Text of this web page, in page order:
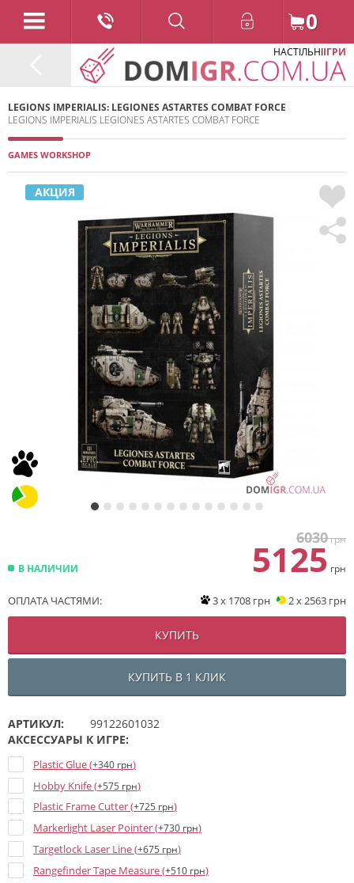
0
НАСТІЛЬНІІГРИ
LEGIONS IMPERIALIS: LEGIONES ASTARTES COMBAT FORCE
LEGIONS IMPERIALIS LEGIONES ASTARTES COMBAT FORCE
GAMES WORKSHOP
АКЦИЯ
В НАЛИЧИИ
6030грн
5125 грн
ОПЛАТА ЧАСТЯМИ: 3 x 1708 грн 2 x 2563 грн
КУПИТЬ
КУПИТЬ В 1 КЛИК
АРТИКУЛ:
99122601032
АКСЕССУАРЫ К ИГРЕ:
Plastic Glue (+340 грн)
Hobby Knife (+575 грн)
Plastic Frame Cutter (+725 грн)
Markerlight Laser Pointer (+730 грн)
Targetlock Laser Line (+675 грн)
Rangefinder Tape Measure (+510 грн)